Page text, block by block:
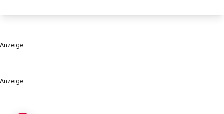
Anzeige
Anzeige